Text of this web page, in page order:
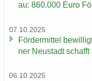
au: 860.000 Euro
07.10.2025
För­der­mit­tel
ner Neu­stadt
06.10.2025